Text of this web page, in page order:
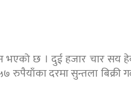
भएको छ । दुई हजार चार सय
रुपैयाँका दरमा सुन्तला